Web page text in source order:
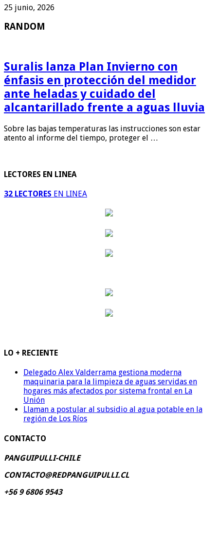
25 junio, 2026
RANDOM
Suralis lanza Plan Invierno con
énfasis en protección del medidor
ante heladas y cuidado del
alcantarillado frente a aguas lluvia
Sobre las bajas temperaturas las instrucciones son estar
atento al informe del tiempo, proteger el …
LECTORES EN LINEA
32 LECTORES EN LINEA
LO + RECIENTE
Delegado Alex Valderrama gestiona moderna
maquinaria para la limpieza de aguas servidas en
hogares más afectados por sistema frontal en La
Unión
Llaman a postular al subsidio al agua potable en la
región de Los Ríos
CONTACTO
PANGUIPULLI-CHILE
CONTACTO@REDPANGUIPULLI.CL
+56 9 6806 9543